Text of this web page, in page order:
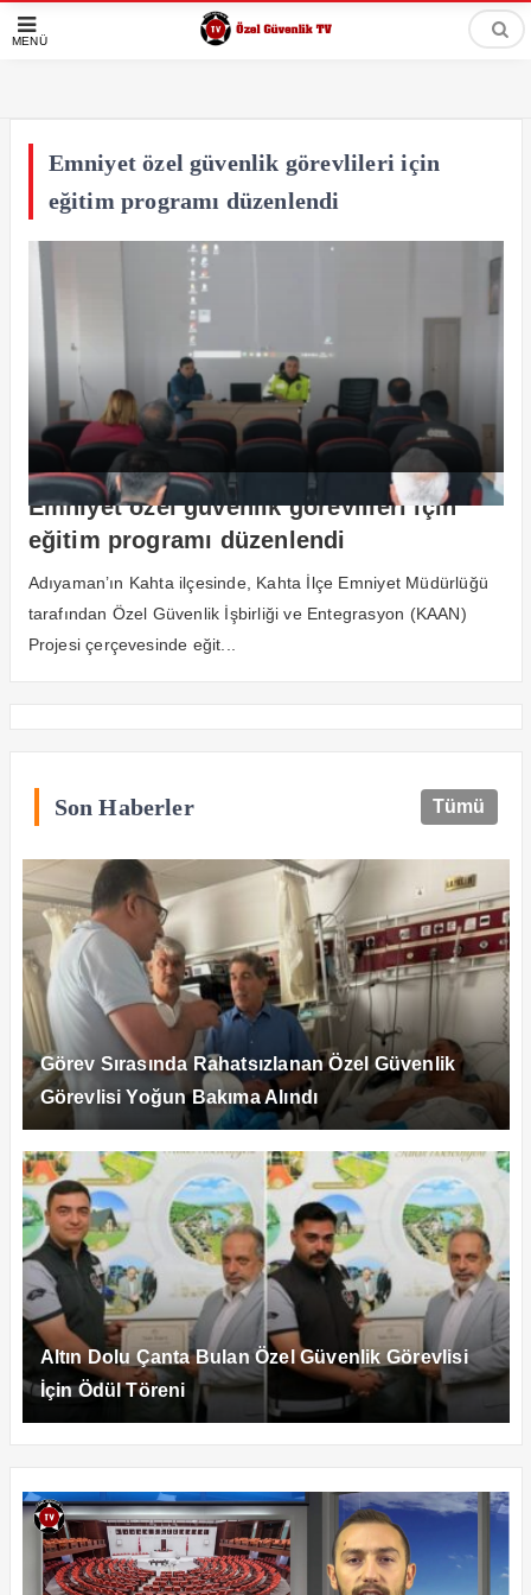
MENÜ
Emniyet özel güvenlik görevlileri için
eğitim programı düzenlendi
Emniyet özel güvenlik görevlileri için
eğitim programı düzenlendi
Adıyaman’ın Kahta ilçesinde, Kahta İlçe Emniyet Müdürlüğü
tarafından Özel Güvenlik İşbirliği ve Entegrasyon (KAAN)
Projesi çerçevesinde eğit...
Son Haberler Tümü
Görev Sırasında Rahatsızlanan Özel Güvenlik
Görevlisi Yoğun Bakıma Alındı
Altın Dolu Çanta Bulan Özel Güvenlik Görevlisi
İçin Ödül Töreni